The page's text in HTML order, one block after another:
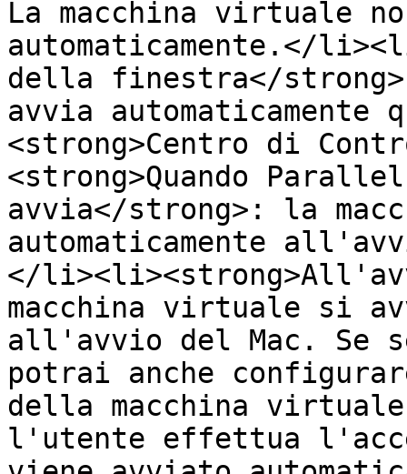
La macchina virtuale
automaticamente.</
della finestra</
avvia automaticamente
<strong>Centro di
<strong>Quando
avvia</strong>: la
automaticamente
</
macchina virtuale si
all'avvio del Mac. Se
potrai anche
della macchina
l'utente effettua